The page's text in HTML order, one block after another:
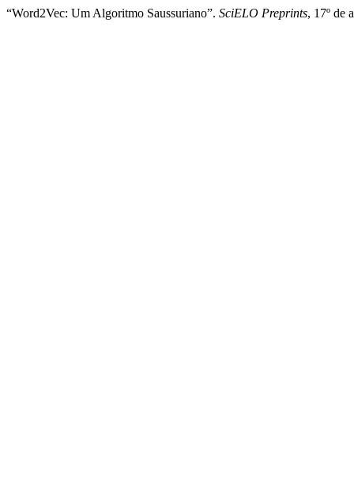
“Word2Vec: Um Algoritmo Saussuriano”. SciELO Preprints, 17º de